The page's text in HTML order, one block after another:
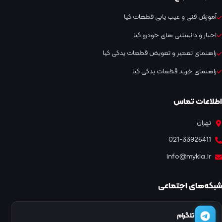
آموزش فنی و عیب یابی قطعات کیا
اخبار و دانستنی های خودرو کیا
راهنمای تعمیر و تعویض قطعات یدکی کیا
راهنمای خرید قطعات یدکی کیا
اطلاعات تماس
تهران
021-33925411
info@mykia.ir
شبکه‌های اجتماعی
تلگرام